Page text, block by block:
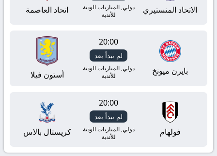
مباريات
مباشر
yallashoot
الاتحاد المنستيري
دولي, المباريات الودية
للأندية
اتحاد العاصمة
بايرن ميونخ
20:00
لم تبدأ بعد
دولي, المباريات الودية
للأندية
أستون فيلا
فولهام
20:00
لم تبدأ بعد
دولي, المباريات الودية
للأندية
كريستال بالاس